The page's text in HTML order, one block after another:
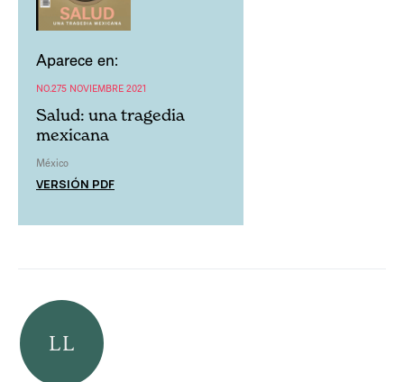
Aparece en:
NO.275 NOVIEMBRE 2021
Salud: una tragedia
mexicana
México
VERSIÓN PDF